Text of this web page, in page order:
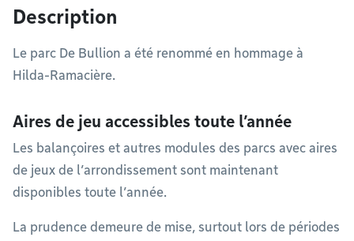
Description
Le parc De Bullion a été renommé en hommage à
Hilda-Ramacière.
Aires de jeu accessibles toute l’année
Les balançoires et autres modules des parcs avec aires
de jeux de l’arrondissement sont maintenant
disponibles toute l’année.
La prudence demeure de mise, surtout lors de périodes